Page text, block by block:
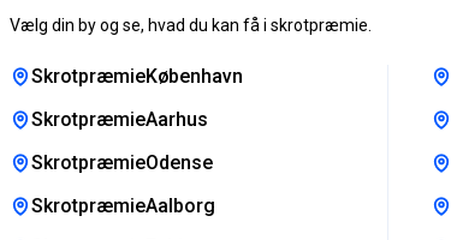
Vælg din by og se, hvad du kan få i skrotpræmie.
SkrotpræmieKøbenhavn
SkrotpræmieAarhus
SkrotpræmieOdense
SkrotpræmieAalborg